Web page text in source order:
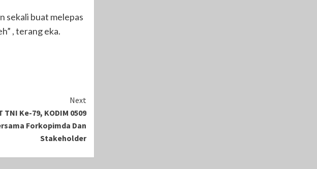
sekali buat melepas
, terang eka.
Next
Ke-79, KODIM 0509
Forkopimda Dan
Stakeholder